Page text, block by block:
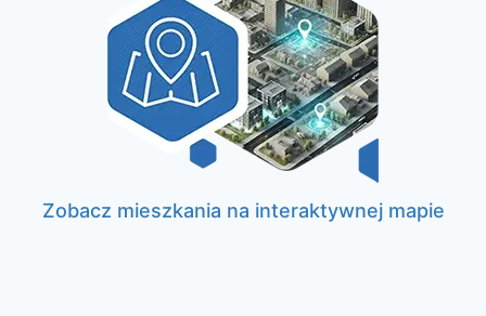
Zobacz mieszkania na interaktywnej mapie